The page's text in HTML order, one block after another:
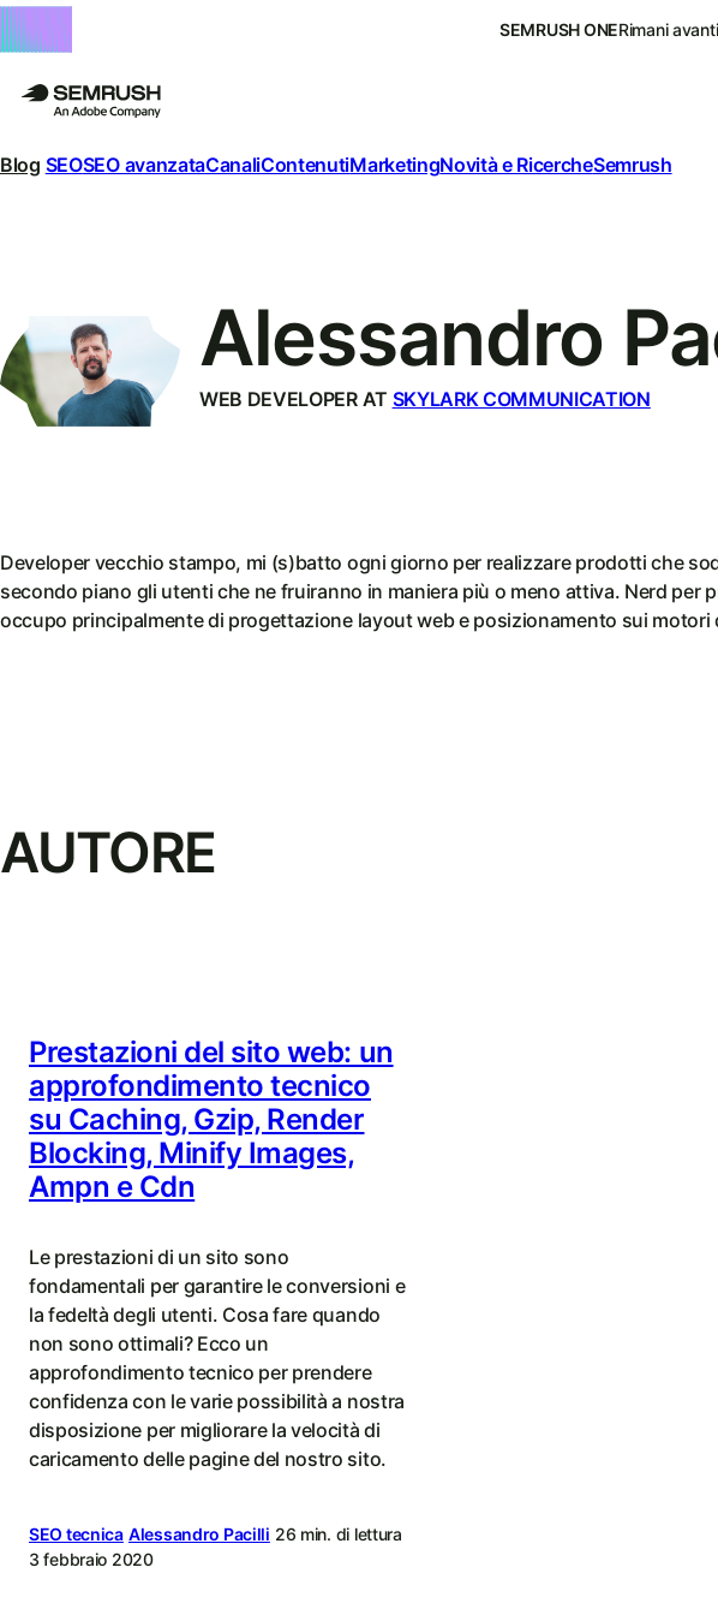
SEMRUSH ONERimani
Blog SEOSEO avanzataCanaliContenutiMarketingNovità e RicercheSemrush
Alessandro
WEB DEVELOPER AT SKYLARK COMMUNICATION
Developer vecchio stampo, mi (s)batto ogni giorno per realizzare prodotti che
secondo piano gli utenti che ne fruiranno in maniera più o meno attiva. Nerd
occupo principalmente di progettazione layout web e posizionamento sui motori
AUTORE
Prestazioni del sito web: un
approfondimento tecnico
su Caching, Gzip, Render
Blocking, Minify Images,
Ampn e Cdn
Le prestazioni di un sito sono
fondamentali per garantire le conversioni e
la fedeltà degli utenti. Cosa fare quando
non sono ottimali? Ecco un
approfondimento tecnico per prendere
confidenza con le varie possibilità a nostra
disposizione per migliorare la velocità di
caricamento delle pagine del nostro sito.
SEO tecnica Alessandro Pacilli 26 min. di lettura
3 febbraio 2020